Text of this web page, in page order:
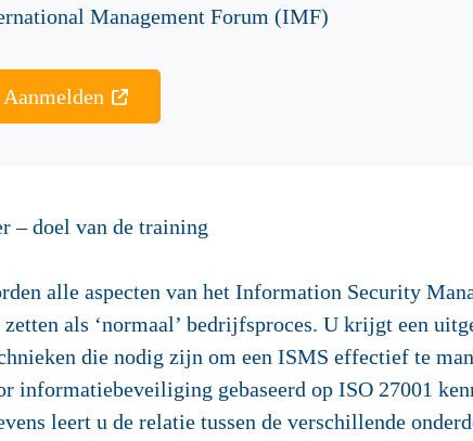
Management Forum (IMF)
Aanmelden
– doel van de training
alle aspecten van het Information Security
als ‘normaal’ bedrijfsproces. U krijgt een
die nodig zijn om een ISMS effectief te
informatiebeveiliging gebaseerd op ISO 27001
leert u de relatie tussen de verschillende